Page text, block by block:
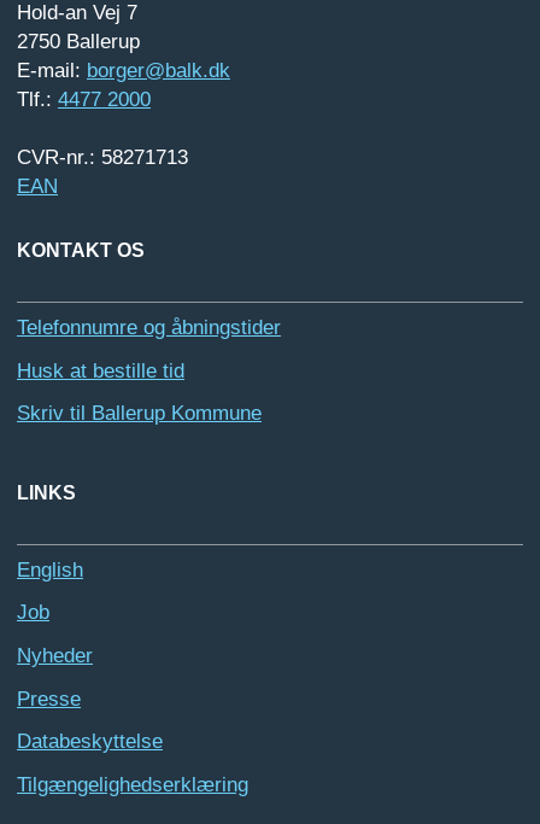
Hold-an Vej 7
2750 Ballerup
E-mail: borger@balk.dk
Tlf.: 4477 2000
CVR-nr.: 58271713
EAN
KONTAKT OS
Telefonnumre og åbningstider
Husk at bestille tid
Skriv til Ballerup Kommune
LINKS
English
Job
Nyheder
Presse
Databeskyttelse
Tilgængelighedserklæring